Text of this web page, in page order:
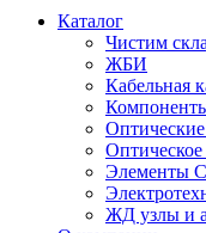
Каталог
Чистим
ЖБИ
Кабельная
Элементы
ЖД узлы и